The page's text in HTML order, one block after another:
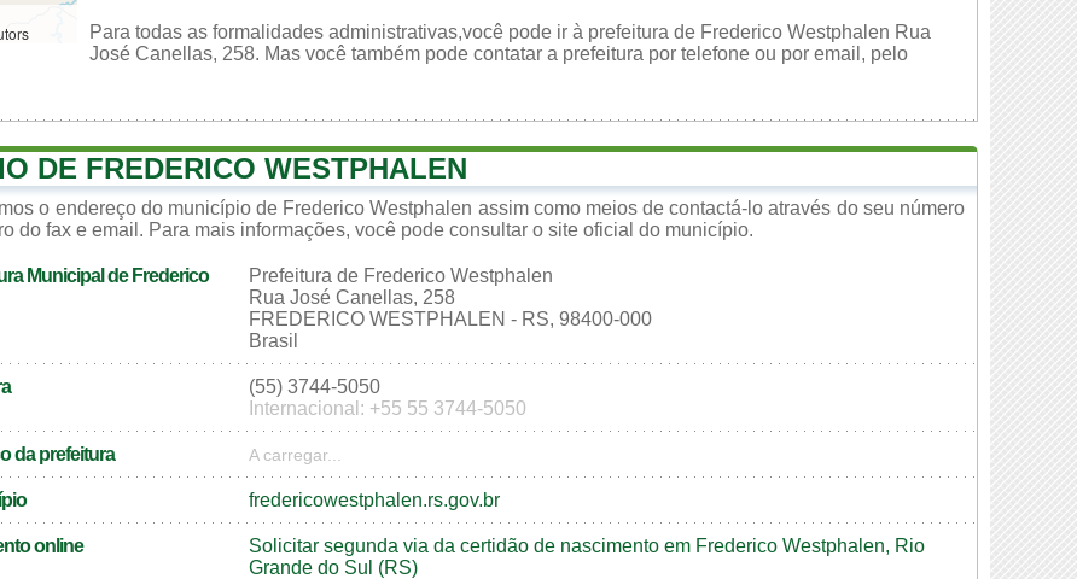
Para todas as formalidades administrativas,você pode ir à prefeitura de Frederico Westphalen Rua
José Canellas, 258. Mas você também pode contatar a prefeitura por telefone ou por email, pelo
DE FREDERICO WESTPHALEN
o endereço do município de Frederico Westphalen assim como meios de contactá-lo através do seu número
do fax e email. Para mais informações, você pode consultar o site oficial do município.
Municipal de Frederico
Prefeitura de Frederico Westphalen
Rua José Canellas, 258
FREDERICO WESTPHALEN - RS, 98400-000
Brasil
(55) 3744-5050
Internacional: +55 55 3744-5050
da prefeitura A carregar...
fredericowestphalen.rs.gov.br
online
Solicitar segunda via da certidão de nascimento em Frederico Westphalen, Rio
Grande do Sul (RS)